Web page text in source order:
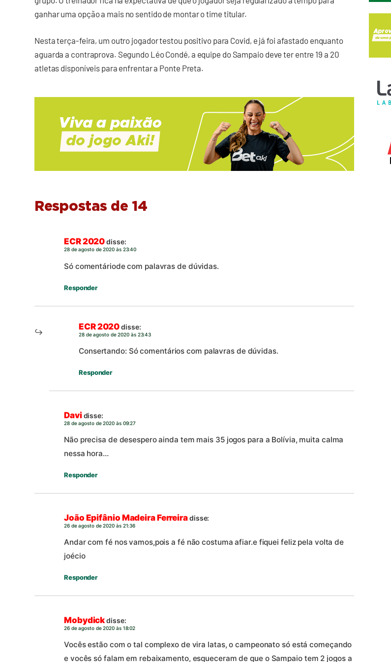
ganhar uma opção a mais no sentido de montar o time titular.
Nesta terça-feira, um outro jogador testou positivo para Covid, e já foi afastado enquanto
aguarda a contraprova. Segundo Léo Condé, a equipe do Sampaio deve ter entre 19 a 20
atletas disponíveis para enfrentar a Ponte Preta.
Respostas de 14
ECR 2020disse:
28 de agosto de 2020 às 23:40
Só comentáriode com palavras de dúvidas.
Responder
ECR 2020disse:
28 de agosto de 2020 às 23:43
Consertando: Só comentários com palavras de dúvidas.
Responder
Davidisse:
28 de agosto de 2020 às 09:27
Não precisa de desespero ainda tem mais 35 jogos para a Bolívia, muita calma
nessa hora…
Responder
João Epifânio Madeira Ferreiradisse:
26 de agosto de 2020 às 21:36
Andar com fé nos vamos,pois a fé não costuma afiar.e fiquei feliz pela volta de
joécio
Responder
Mobydickdisse:
26 de agosto de 2020 às 18:02
Vocês estão com o tal complexo de vira latas, o campeonato só está começando
e vocês só falam em rebaixamento, esqueceram de que o Sampaio tem 2 jogos a